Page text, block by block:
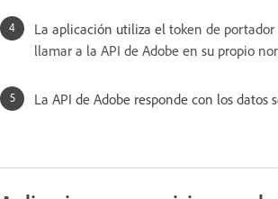
La aplicación utiliza el token de portador
llamar a la API de Adobe en su propio
La API de Adobe responde con los datos